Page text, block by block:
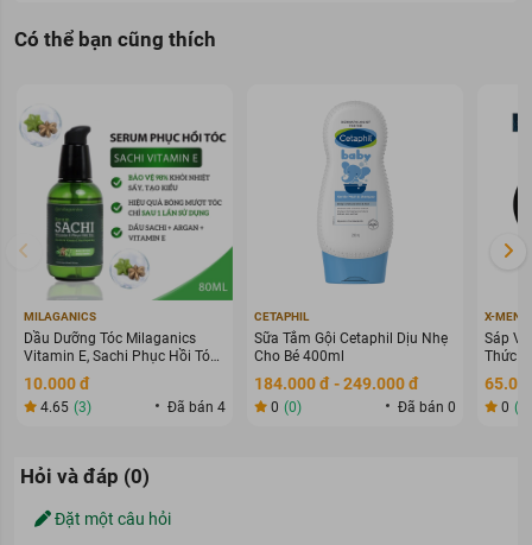
Có thể bạn cũng thích
MILAGANICS
Dầu Dưỡng Tóc Milaganics
Vitamin E, Sachi Phục Hồi Tóc
80ml
10.000 đ
4.65 (3) Đã bán 4
CETAPHIL
Sữa Tắm Gội Cetaphil Dịu Nhẹ
Cho Bé 400ml
184.000 đ - 249.000 đ
0 (0) Đã bán 0
X-MEN
Sáp
Thức
70g
0 (0)
Hỏi và đáp (0)
Đặt một câu hỏi